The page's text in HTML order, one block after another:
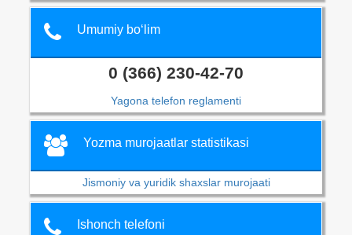
Umumiy bo‘lim
0 (366) 230-42-70
Yagona telefon reglamenti
Yozma murojaatlar statistikasi
Jismoniy va yuridik shaxslar murojaati
Ishonch telefoni